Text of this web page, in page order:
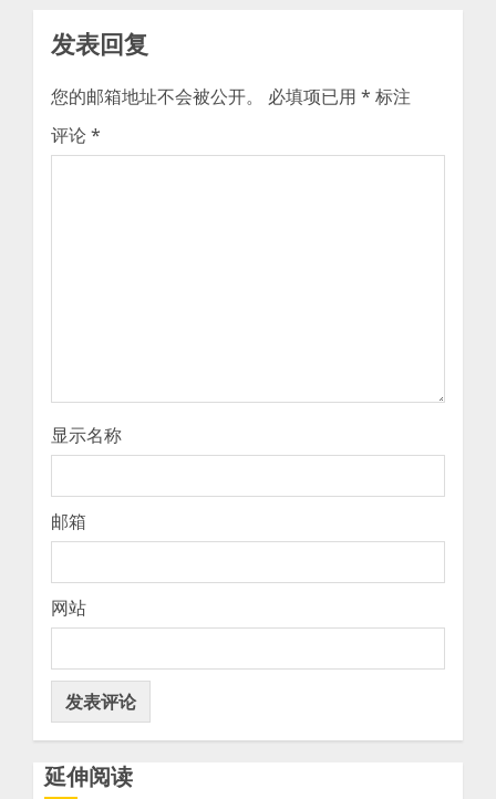
发表回复
您的邮箱地址不会被公开。 必填项已用 * 标注
评论*
显示名称
邮箱
网站
延伸阅读